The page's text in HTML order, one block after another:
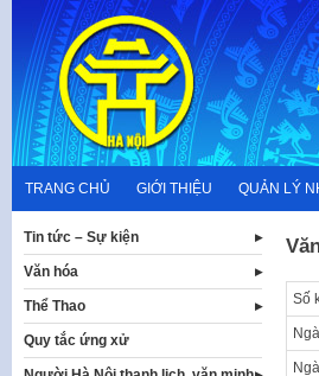
content
TRANG CHỦ GIỚI THIỆU QUẢN LÝ
Số
Tin tức – Sự kiện
Văn hóa
Thể Thao
Quy tắc ứng xử